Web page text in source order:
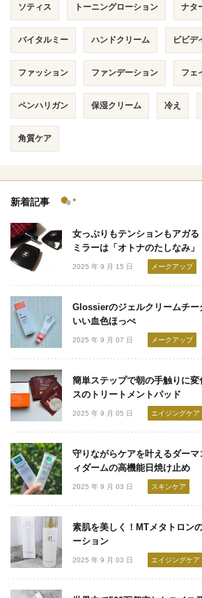
ソティス トーニングローション ナタ
バイタルミー ハンドクリーム ビビデ
ファッション ファンデーション フェ
ペンハリガン 保湿クリーム 冷え
角質ケア
新着記事
女っぷりもテンションもアガ
ミラーは「オトナのたしなみ」
2025 年 9 月 15 日 メークアップ
Glossierのジェルクリームチー
いい血色ほっぺ
2025 年 9 月 07 日 メークアップ
簡単ステップで朝の手触りに
スのトリートメントパッド
2025 年 9 月 05 日 エイジングケア
守りながらケアを叶えるダー
ィダームの高機能日焼け止め
2025 年 9 月 03 日 スキンケア
素肌を美しく！MTメタトロン
ーション
2025 年 9 月 03 日 エイジングケア